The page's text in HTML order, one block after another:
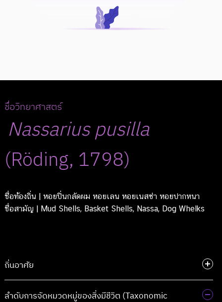
ชื่อวิทยาศาสตร์
Nassarius pusilla
(Röding, 1798)
ชื่อท้องถิ่น | หอยปิ่นกลัดผม หอยเลน หอยเนสซ่า หอยปากหนา
ชื่อสามัญ | Mud Shells, Basket Shells, Nassa, Dog Whelks
ถิ่นอาศัย
ลำดับการจัดหมวดหมู่ของสิ่งมีชีวิต (Taxonomic